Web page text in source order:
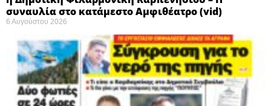
συναυλία στο κατάμεστο Αμφιθέατρο (vid)
6 Αυγούστου 2026